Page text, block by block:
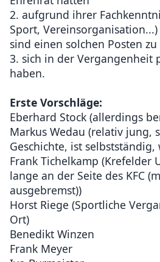
2. aufgrund ihrer
Sport,
sind einen solchen Posten
3. sich in der Vergangenheit
haben.
Erste Vorschläge:
Eberhard Stock (allerdings
Markus Wedau (relativ jung,
Geschichte, ist
Frank Tichelkamp (Krefelder
lange an der Seite des KFC
ausgebremst))
Horst Riege (Sportliche
Ort)
Benedikt Winzen
Frank Meyer